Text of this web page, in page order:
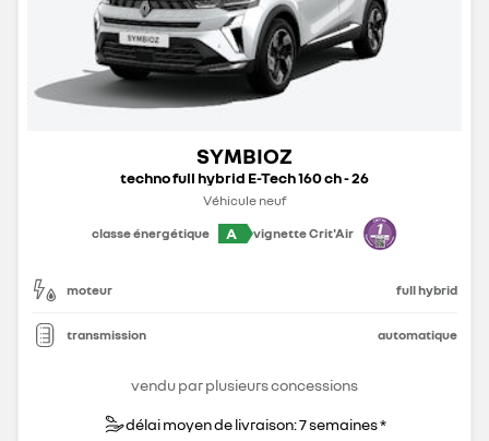
SYMBIOZ
techno full hybrid E-Tech 160 ch - 26
Véhicule neuf
classe énergétique
A vignette Crit'Air
moteur full hybrid
transmission automatique
vendu par plusieurs concessions
délai moyen de livraison: 7 semaines *